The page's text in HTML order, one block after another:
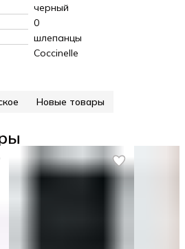
черный
0
шлепанцы
Coccinelle
Новые товары